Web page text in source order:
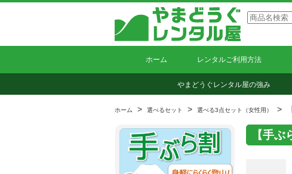
ホーム レンタルご利用方法
やまどうぐレンタル屋の強み
ホーム > 選べるセット > 選べる3点セット（女性用） >
【手